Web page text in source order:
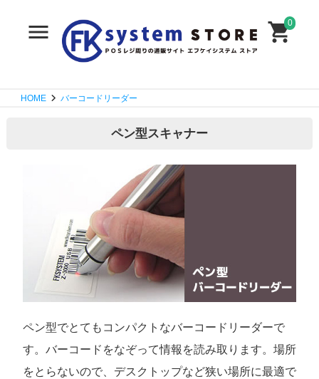
0
HOME バーコードリーダー
ペン型スキャナー
ペン型でとてもコンパクトなバーコードリーダーで
す。バーコードをなぞって情報を読み取ります。場所
をとらないので、デスクトップなど狭い場所に最適で